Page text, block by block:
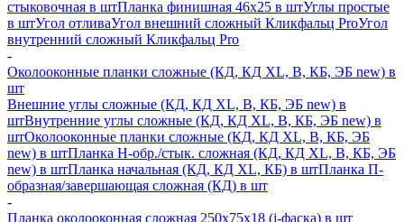
стыковочная в штПланка финишная 46х25 в штУглы простые
в штУгол отливаУгол внешний сложный Кликфальц ProУгол
внутренний сложный Кликфальц Pro
-
Околооконные планки сложные (КД, КД XL, В, КБ, ЭБ new) в
шт
Внешние углы сложные (КД, КД XL, В, КБ, ЭБ new) в
штВнутренние углы сложные (КД, КД XL, В, КБ, ЭБ new) в
штОколооконные планки сложные (КД, КД XL, В, КБ, ЭБ
new) в штПланка H-обр./стык. сложная (КД, КД XL, В, КБ, ЭБ
new) в штПланка начальная (КД, КД XL, КБ) в штПланка П-
образная/завершающая сложная (КД) в шт
-
Планка околооконная сложная 250х75х18 (j-фаска) в шт